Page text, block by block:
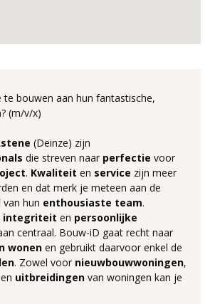
bouwen aan hun fantastische,
(m/v/x)
(Deinze) zijn
die streven naar perfectie voor
. Kwaliteit en service zijn meer
en dat merk je meteen aan de
van hun enthousiaste team.
integriteit en persoonlijke
centraal. Bouw-iD gaat recht naar
wonen en gebruikt daarvoor enkel de
. Zowel voor nieuwbouwwoningen,
en uitbreidingen van woningen kan je